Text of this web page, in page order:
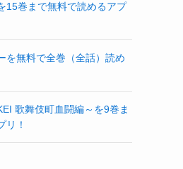
15巻まで無料で読めるアプ
を無料で全巻（全話）読め
歌舞伎町血闘編～を9巻ま
リ！